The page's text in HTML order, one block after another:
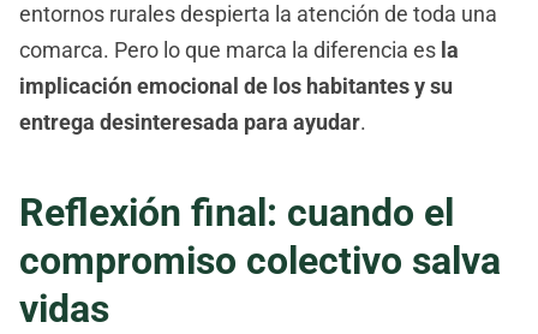
entornos rurales despierta la atención de toda una
comarca. Pero lo que marca la diferencia es la
implicación emocional de los habitantes y su
entrega desinteresada para ayudar.
Reflexión final: cuando el
compromiso colectivo salva
vidas